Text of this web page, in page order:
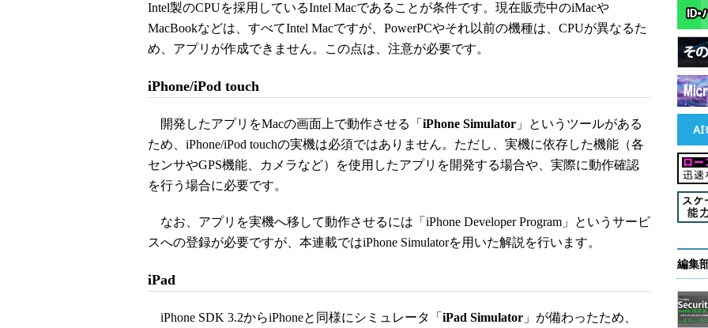
Intel製のCPUを採用しているIntel Macであることが条件です。現在販売中のiMacや
MacBookなどは、すべてIntel Macですが、PowerPCやそれ以前の機種は、CPUが異なるた
め、アプリが作成できません。この点は、注意が必要です。
iPhone/iPod touch
開発したアプリをMacの画面上で動作させる「 iPhone Simulator 」というツールがある
ため、iPhone/iPod touchの実機は必須ではありません。ただし、実機に依存した機能（各
センサやGPS機能、カメラなど）を使用したアプリを開発する場合や、実際に動作確認
を行う場合に必要です。
なお、アプリを実機へ移して動作させるには「iPhone Developer Program」というサービ
スへの登録が必要ですが、本連載ではiPhone Simulatorを用いた解説を行います。
iPad
iPhone SDK 3.2からiPhoneと同様にシミュレータ「 iPad Simulator 」が備わったため、
編集